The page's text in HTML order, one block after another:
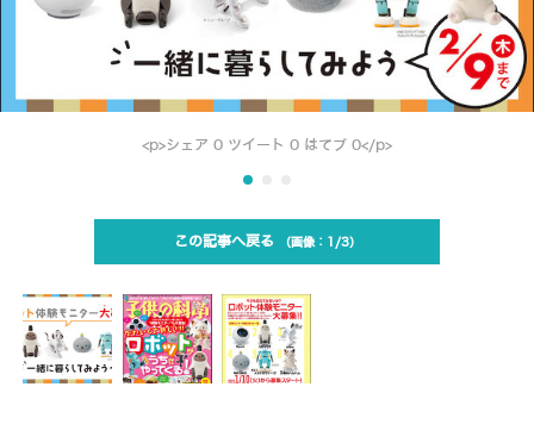
<p>シェア 0 ツイート 0 はてブ 0</p>
この記事へ戻る 1/3